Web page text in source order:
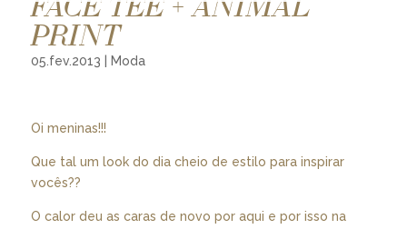
FACE TEE + ANIMAL
PRINT
05.fev.2013 Moda
Oi meninas!!!
Que tal um look do dia cheio de estilo para inspirar
vocês??
O calor deu as caras de novo por aqui e por isso na